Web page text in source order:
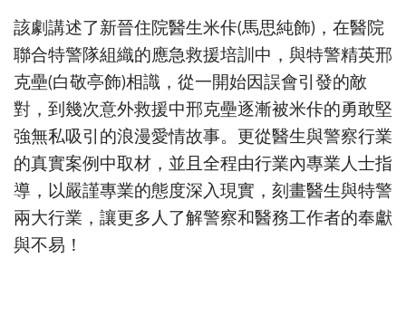
該劇講述了新晉住院醫生米佧(馬思純飾)，在醫院
聯合特警隊組織的應急救援培訓中，與特警精英邢
克壘(白敬亭飾)相識，從一開始因誤會引發的敵
對，到幾次意外救援中邢克壘逐漸被米佧的勇敢堅
強無私吸引的浪漫愛情故事。更從醫生與警察行業
的真實案例中取材，並且全程由行業內專業人士指
導，以嚴謹專業的態度深入現實，刻畫醫生與特警
兩大行業，讓更多人了解警察和醫務工作者的奉獻
與不易！